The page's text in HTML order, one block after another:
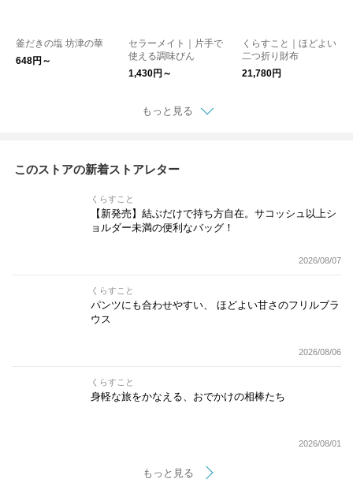
釜だきの塩 坊津の華
648円～
セラーメイト｜片手で
使える調味びん
1,430円～
くらすこと｜ほどよい
二つ折り財布
21,780円
もっと見る
このストアの新着ストアレター
くらすこと
【新発売】結ぶだけで持ち方自在。サコッシュ以上シ
ョルダー未満の便利なバッグ！
2026/08/07
くらすこと
パンツにも合わせやすい、 ほどよい甘さのフリルブラ
ウス
2026/08/06
くらすこと
身軽な旅をかなえる、おでかけの相棒たち
2026/08/01
もっと見る